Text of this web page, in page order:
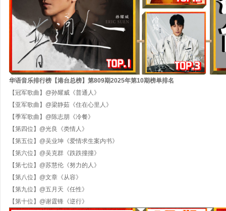
华语音乐排行榜【港台总榜】第809期2025年第10期榜单排名
【冠军歌曲】 @孙耀威《普通人》
【亚军歌曲】 @梁静茹《住在心里人》
【季军歌曲】 @陈志朋《冷餐》
【第四位】 @光良《类情人》
【第五位】 @吴业坤《爱情求生案内书》
【第六位】 @吴克群《跌跌撞撞》
【第七位】 @苏慧伦《努力的人》
【第八位】 @文章《从容》
【第九位】 @五月天《任性》
【第十位】 @谢霆锋《逆行》